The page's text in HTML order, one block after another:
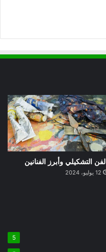
الفن التشكيلي وأبرز الفنانين
12 يوليو، 2024
5